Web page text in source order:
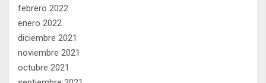
febrero 2022
enero 2022
diciembre 2021
noviembre 2021
octubre 2021